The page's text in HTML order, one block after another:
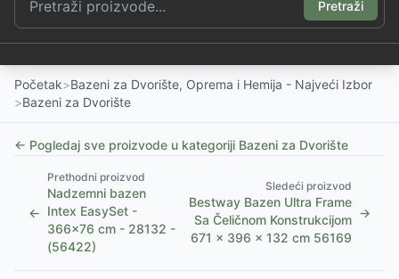
Pretraži
Početak>Bazeni za Dvorište, Oprema i Hemija - Najveći Izbor
>Bazeni za Dvorište
← Pogledaj sve proizvode u kategoriji Bazeni za Dvorište
←
Prethodni proizvod
Nadzemni bazen
Intex EasySet -
366x76 cm - 28132 -
(56422)
Sledeći proizvod
Bestway Bazen Ultra Frame
Sa Čeličnom Konstrukcijom
671 x 396 x 132 cm 56169
→